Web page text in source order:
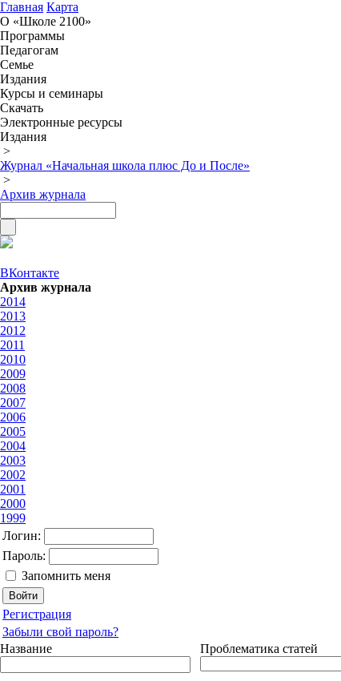
Главная Карта
О «Школе 2100»
Программы
Педагогам
Семье
Издания
Курсы и семинары
Скачать
Электронные ресурсы
Издания
>
Журнал «Начальная школа плюс До и После»
>
Архив журнала
ВКонтакте
Архив журнала
2014
2013
2012
2011
2010
2009
2008
2007
2006
2005
2004
2003
2002
2001
2000
1999
Логин:
Пароль:
Запомнить меня
Регистрация
Забыли свой пароль?
Название
Проблематика статей